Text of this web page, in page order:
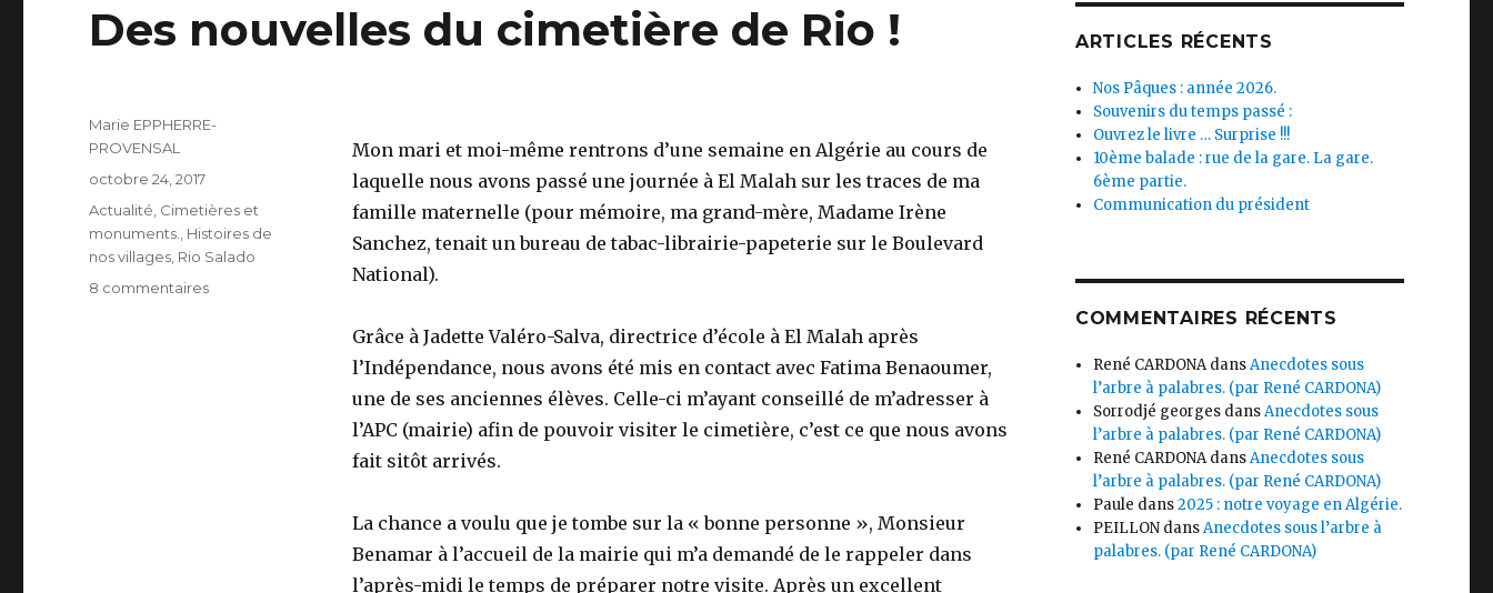
Des nouvelles du cimetière de Rio !
Mon mari et moi-même rentrons d’une semaine en Algérie au cours de
laquelle nous avons passé une journée à El Malah sur les traces de ma
famille maternelle (pour mémoire, ma grand-mère, Madame Irène
Sanchez, tenait un bureau de tabac-librairie-papeterie sur le Boulevard
National).
Grâce à Jadette Valéro-Salva, directrice d’école à El Malah après
l’Indépendance, nous avons été mis en contact avec Fatima Benaoumer,
une de ses anciennes élèves. Celle-ci m’ayant conseillé de m’adresser à
l’APC (mairie) afin de pouvoir visiter le cimetière, c’est ce que nous avons
fait sitôt arrivés.
La chance a voulu que je tombe sur la « bonne personne », Monsieur
Benamar à l’accueil de la mairie qui m’a demandé de le rappeler dans
l’après-midi le temps de préparer notre visite. Après un excellent
Auteur
Marie EPPHERRE-
PROVENSAL
Publié
octobre 24, 2017
Catégories
Actualité Cimetières et
monuments.
Histoires de
nos villages Rio Salado
8 commentairessur
ARTICLES RÉCENTS
Nos Pâques : année 2026.
Souvenirs du temps passé :
Ouvrez le livre … Surprise !!!
10ème balade : rue de la gare. La gare.
6ème partie.
Communication du président
COMMENTAIRES RÉCENTS
René CARDONAdansAnecdotes sous
l’arbre à palabres. (par René CARDONA)
Sorrodjé georges dansAnecdotes sous
l’arbre à palabres. (par René CARDONA)
René CARDONAdansAnecdotes sous
l’arbre à palabres. (par René CARDONA)
Paule dans2025 : notre voyage en Algérie.
PEILLON dansAnecdotes sous l’arbre à
palabres. (par René CARDONA)